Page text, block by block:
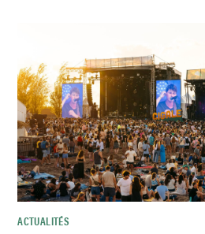
ACTUALITÉS